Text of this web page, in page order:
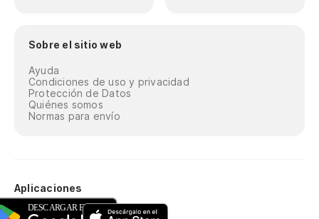
Sobre el sitio web
Ayuda
Condiciones de uso y privacidad
Protección de Datos
Quiénes somos
Normas para envío
Aplicaciones